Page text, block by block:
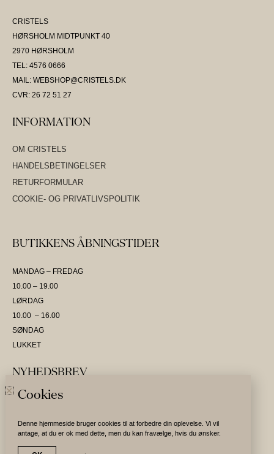
CRISTELS
HØRSHOLM MIDTPUNKT 40
2970 HØRSHOLM
TEL: 4576 0666
MAIL: WEBSHOP@CRISTELS.DK
CVR: 26 72 51 27
INFORMATION
OM CRISTELS
HANDELSBETINGELSER
RETURFORMULAR
COOKIE- OG PRIVATLIVSPOLITIK
BUTIKKENS ÅBNINGSTIDER
MANDAG – FREDAG
10.00 – 19.00
LØRDAG
10.00 – 16.00
SØNDAG
LUKKET
NYHEDSBREV
Tilmeld nyhedsbrev
Cookies
Denne hjemmeside bruger cookies til at forbedre din oplevelse. Vi vil
antage, at du er ok med dette, men du kan fravælge, hvis du ønsker.